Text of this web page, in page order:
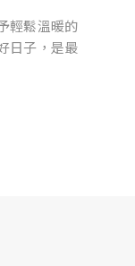
輕鬆溫暖的
日子，是最